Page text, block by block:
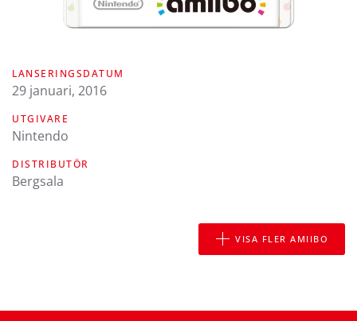
LANSERINGSDATUM
29 januari, 2016
UTGIVARE
Nintendo
DISTRIBUTÖR
Bergsala
VISA FLER AMIIBO